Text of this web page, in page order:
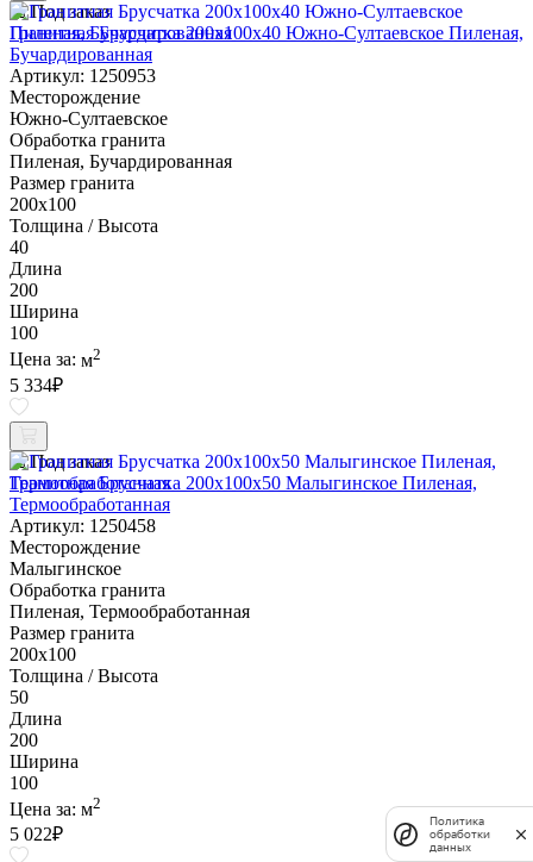
Под заказ
Гранитная Брусчатка 200х100x40 Южно-Султаевское Пиленая,
Бучардированная
Артикул: 1250953
Месторождение
Южно-Султаевское
Обработка гранита
Пиленая, Бучардированная
Размер гранита
200х100
Толщина / Высота
40
Длина
200
Ширина
100
Цена за: м2
5 334₽
Под заказ
Гранитная Брусчатка 200х100x50 Малыгинское Пиленая,
Термообработанная
Артикул: 1250458
Месторождение
Малыгинское
Обработка гранита
Пиленая, Термообработанная
Размер гранита
200х100
Толщина / Высота
50
Длина
200
Ширина
100
Цена за: м2
5 022₽
Политика
обработки
данных